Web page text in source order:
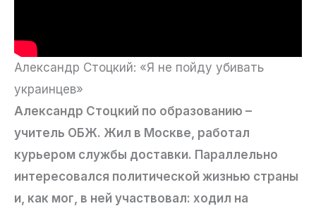
Александр Стоцкий: «Я не пойду убивать
украинцев»
Александр Стоцкий по образованию –
учитель ОБЖ. Жил в Москве, работал
курьером службы доставки. Параллельно
интересовался политической жизнью страны
и, как мог, в ней участвовал: ходил на